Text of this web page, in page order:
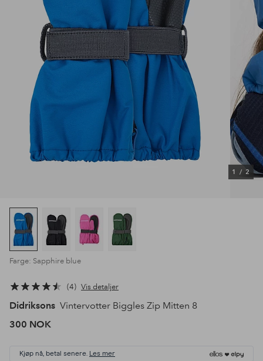
1 / 2
Farge: Sapphire blue
4 Vis detaljer
Didriksons Vintervotter Biggles Zip Mitten 8
300 NOK
Kjøp nå, betal senere. Les mer